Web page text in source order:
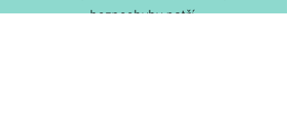
bezpochyby patří.